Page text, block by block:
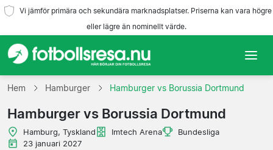
Vi jämför primära och sekundära marknadsplatser. Priserna kan vara högre
eller lägre än nominellt värde.
Hem
Lag
Ligor
Hem Hamburger Hamburger vs Borussia Dortmund
Hamburger vs Borussia Dortmund
Hamburg, Tyskland Imtech Arena
Bundesliga
23 januari 2027